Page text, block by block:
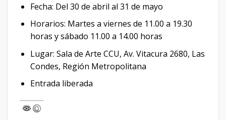
Fecha: Del 30 de abril al 31 de mayo
Horarios: Martes a viernes de 11.00 a 19.30
horas y sábado 11.00 a 14.00 horas
Lugar: Sala de Arte CCU, Av. Vitacura 2680, Las
Condes, Región Metropolitana
Entrada liberada